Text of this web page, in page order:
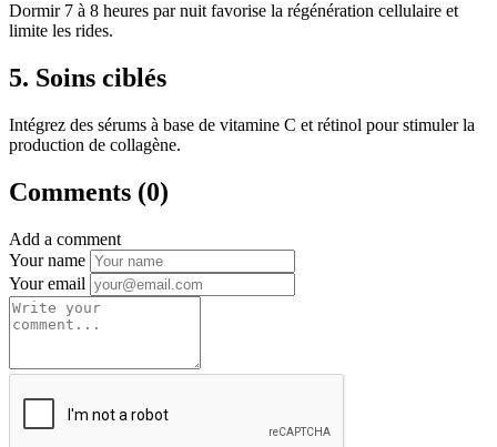
Dormir 7 à 8 heures par nuit favorise la régénération cellulaire et
limite les rides.
5. Soins ciblés
Intégrez des sérums à base de vitamine C et rétinol pour stimuler la
production de collagène.
Comments (0)
Add a comment
Your name
Your email